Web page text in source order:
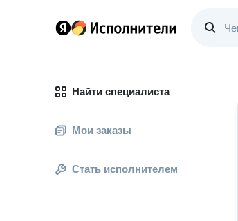
Найти специалиста
Мои заказы
Стать исполнителем